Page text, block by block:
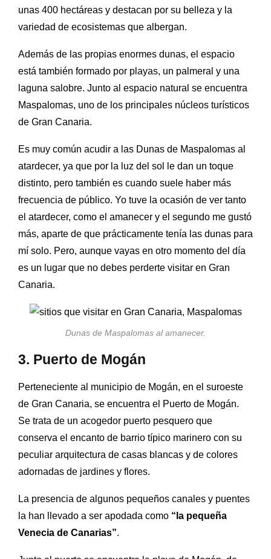
unas 400 hectáreas y destacan por su belleza y la
variedad de ecosistemas que albergan.
Además de las propias enormes dunas, el espacio
está también formado por playas, un palmeral y una
laguna salobre. Junto al espacio natural se encuentra
Maspalomas, uno de los principales núcleos turísticos
de Gran Canaria.
Es muy común acudir a las Dunas de Maspalomas al
atardecer, ya que por la luz del sol le dan un toque
distinto, pero también es cuando suele haber más
frecuencia de público. Yo tuve la ocasión de ver tanto
el atardecer, como el amanecer y el segundo me gustó
más, aparte de que prácticamente tenía las dunas para
mí solo. Pero, aunque vayas en otro momento del día
es un lugar que no debes perderte visitar en Gran
Canaria.
Dunas de Maspalomas al amanecer.
3. Puerto de Mogán
Perteneciente al municipio de Mogán, en el suroeste
de Gran Canaria, se encuentra el Puerto de Mogán.
Se trata de un acogedor puerto pesquero que
conserva el encanto de barrio típico marinero con su
peculiar arquitectura de casas blancas y de colores
adornadas de jardines y flores.
La presencia de algunos pequeños canales y puentes
la han llevado a ser apodada como “la pequeña
Venecia de Canarias”.